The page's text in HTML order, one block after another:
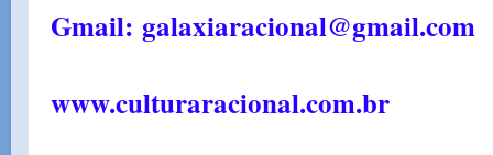
Gmail: galaxiaracional@gmail.com
www.culturaracional.com.br